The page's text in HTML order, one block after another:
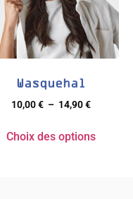
Wasquehal
10,00€ – 14,90€
Choix des options